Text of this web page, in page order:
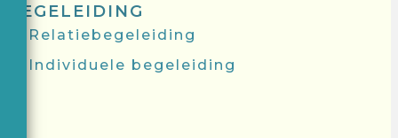
BEGELEIDING
Relatiebegeleiding
Individuele begeleiding